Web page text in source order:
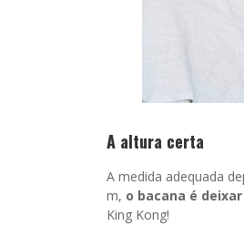
A altura certa
A medida adequada
m, o bacana é
King Kong!